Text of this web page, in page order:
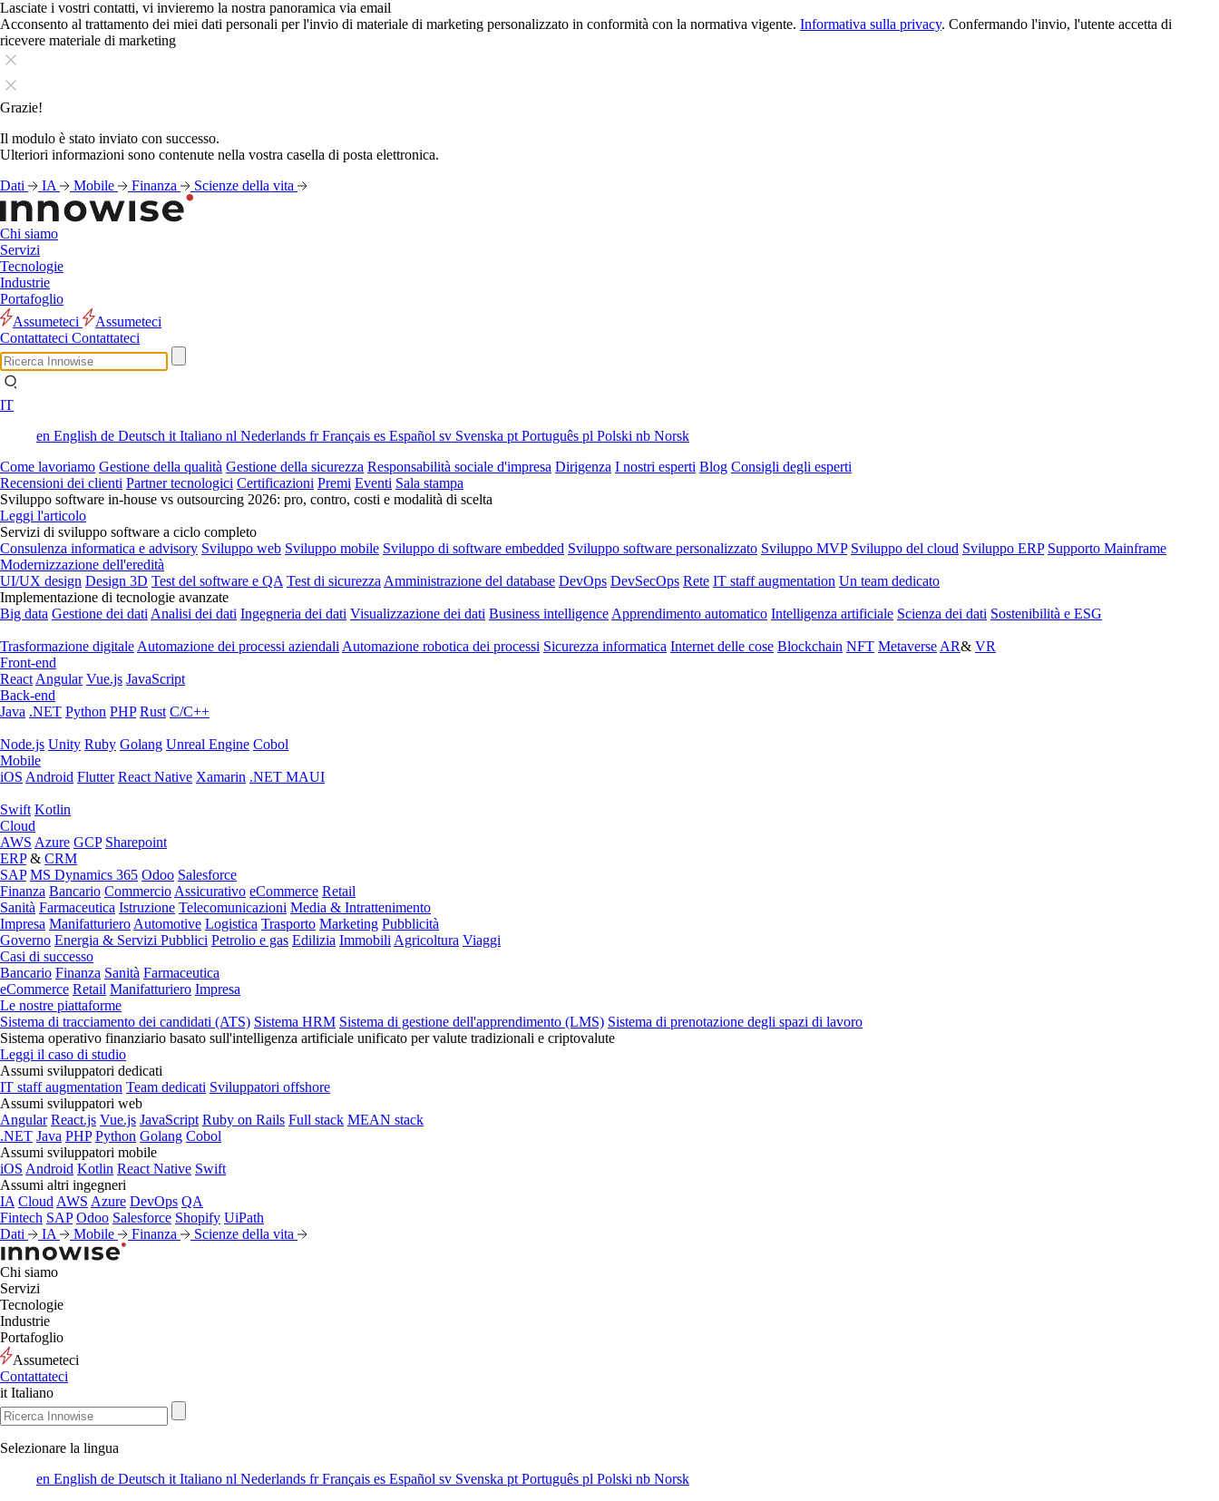
Lasciate i vostri contatti, vi invieremo la nostra panoramica via email
Acconsento al trattamento dei miei dati personali per l'invio di materiale di marketing personalizzato in conformità con la normativa vigente. Informativa sulla privacy. Confermando l'invio, l'utente accetta di
ricevere materiale di marketing
Grazie!
Il modulo è stato inviato con successo.
Ulteriori informazioni sono contenute nella vostra casella di posta elettronica.
Dati
IA Mobile Finanza Scienze della vita
Chi siamo
Servizi
Tecnologie
Industrie
Portafoglio
Assumeteci
Assumeteci
Contattateci Contattateci
IT
en English de Deutsch it Italiano nl Nederlands frFrançais es Español sv Svenska pt Português pl Polski nb Norsk
Come lavoriamo Gestione della qualità Gestione della sicurezza Responsabilità sociale d'impresa Dirigenza I nostri esperti Blog Consigli degli esperti
Recensioni dei clienti Partner tecnologici Certificazioni Premi Eventi Sala stampa
Sviluppo software in-house vs outsourcing 2026: pro, contro, costi e modalità di scelta
Leggi l'articolo
Servizi di sviluppo software a ciclo completo
Consulenza informatica e advisory Sviluppo web Sviluppo mobile Sviluppo di software embedded Sviluppo software personalizzato Sviluppo MVP Sviluppo del cloud Sviluppo ERP Supporto Mainframe
Modernizzazione dell'eredità
UI/UX design Design 3D Test del software e QA Test di sicurezza Amministrazione del database DevOps DevSecOps Rete IT staff augmentation Un team dedicato
Implementazione di tecnologie avanzate
Big data Gestione dei dati Analisi dei dati Ingegneria dei dati Visualizzazione dei dati Business intelligence Apprendimento automatico Intelligenza artificiale Scienza dei dati Sostenibilità e ESG
Trasformazione digitale Automazione dei processi aziendali Automazione robotica dei processi Sicurezza informatica Internet delle cose Blockchain NFT Metaverse AR& VR
Front-end
React Angular Vue.js JavaScript
Back-end
Java .NET Python PHP Rust C/C++
Node.js Unity Ruby Golang Unreal Engine Cobol
Mobile
iOS Android Flutter React Native Xamarin .NET MAUI
Swift Kotlin
Cloud
AWS Azure GCP Sharepoint
ERP& CRM
SAP MS Dynamics 365 Odoo Salesforce
Finanza Bancario Commercio Assicurativo eCommerce Retail
Sanità Farmaceutica Istruzione Telecomunicazioni Media & Intrattenimento
Impresa Manifatturiero Automotive Logistica Trasporto Marketing Pubblicità
Governo Energia & Servizi Pubblici Petrolio e gas Edilizia Immobili Agricoltura Viaggi
Casi di successo
Bancario Finanza Sanità Farmaceutica
eCommerce Retail Manifatturiero Impresa
Le nostre piattaforme
Sistema di tracciamento dei candidati (ATS) Sistema HRM Sistema di gestione dell'apprendimento (LMS) Sistema di prenotazione degli spazi di lavoro
Sistema operativo finanziario basato sull'intelligenza artificiale unificato per valute tradizionali e criptovalute
Leggi il caso di studio
Assumi sviluppatori dedicati
IT staff augmentation Team dedicati Sviluppatori offshore
Assumi sviluppatori web
Angular React.js Vue.js JavaScript Ruby on Rails Full stack MEAN stack
.NET Java PHP Python Golang Cobol
Assumi sviluppatori mobile
iOS Android Kotlin React Native Swift
Assumi altri ingegneri
IA Cloud AWS Azure DevOps QA
Fintech SAP Odoo Salesforce Shopify UiPath
Dati
IA Mobile Finanza Scienze della vita
Chi siamo
Servizi
Tecnologie
Industrie
Portafoglio
Assumeteci
Contattateci
it Italiano
Selezionare la lingua
en English de Deutsch it Italiano nl Nederlands frFrançais es Español sv Svenska pt Português pl Polski nb Norsk